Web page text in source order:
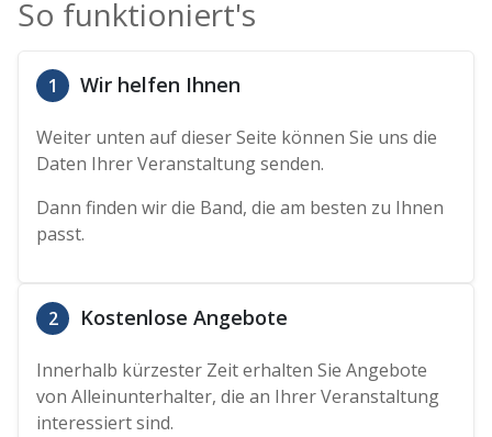
So funktioniert's
1 Wir helfen Ihnen
Weiter unten auf dieser Seite können Sie uns die
Daten Ihrer Veranstaltung senden.
Dann finden wir die Band, die am besten zu Ihnen
passt.
2 Kostenlose Angebote
Innerhalb kürzester Zeit erhalten Sie Angebote
von Alleinunterhalter, die an Ihrer Veranstaltung
interessiert sind.